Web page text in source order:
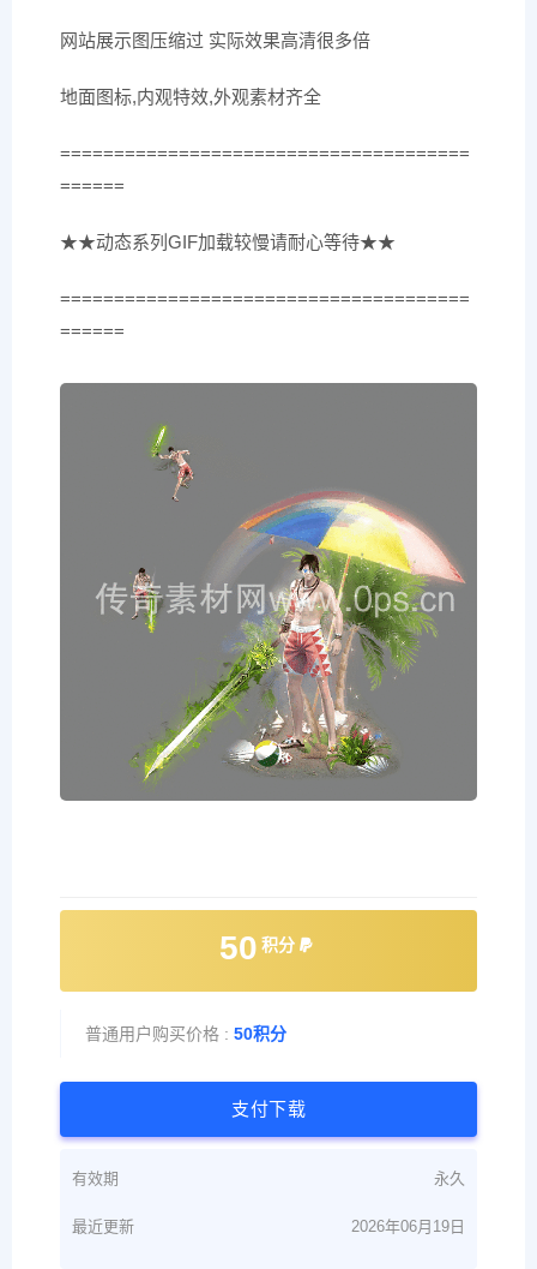
网站展示图压缩过 实际效果高清很多倍
地面图标,内观特效,外观素材齐全
======================================
======
★★动态系列GIF加载较慢请耐心等待★★
======================================
======
50 积分
普通用户购买价格 : 50积分
支付下载
有效期 永久
最近更新 2026年06月19日